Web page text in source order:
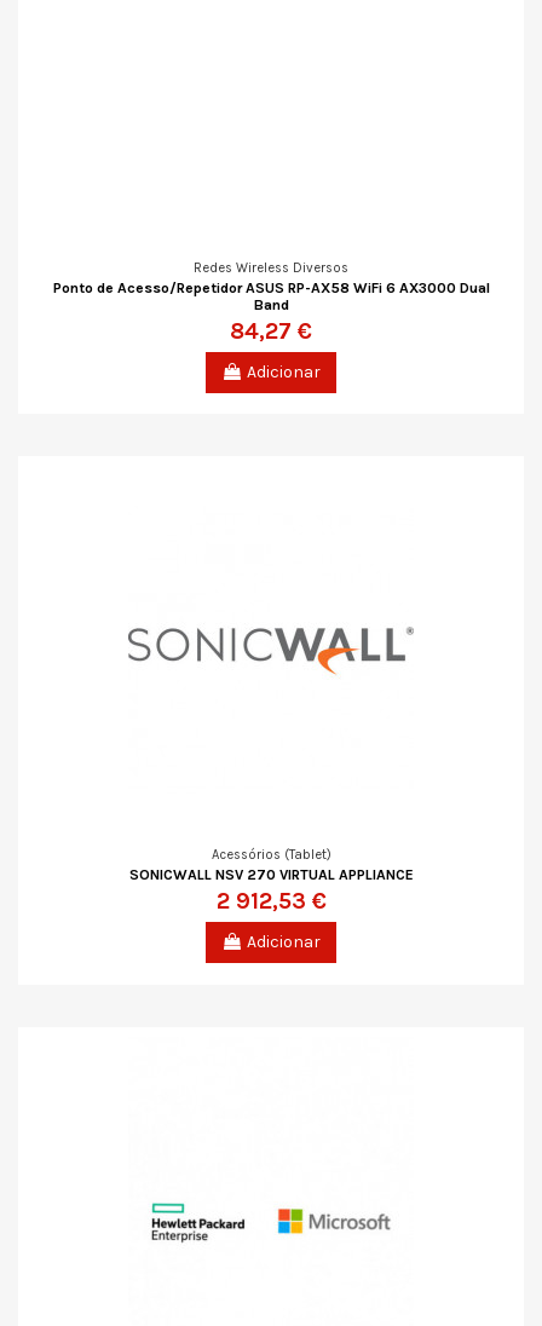
Redes Wireless Diversos
Ponto de Acesso/Repetidor ASUS RP-AX58 WiFi 6 AX3000 Dual
Band
84,27 €
Adicionar
Acessórios (Tablet)
SONICWALL NSV 270 VIRTUAL APPLIANCE
2 912,53 €
Adicionar